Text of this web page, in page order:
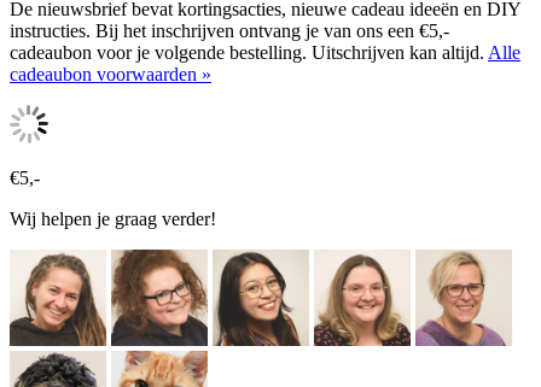
De nieuwsbrief bevat kortingsacties, nieuwe cadeau ideeën en DIY
instructies. Bij het inschrijven ontvang je van ons een €5,-
cadeaubon voor je volgende bestelling. Uitschrijven kan altijd. Alle
cadeaubon voorwaarden »
€5,-
Wij helpen je graag verder!